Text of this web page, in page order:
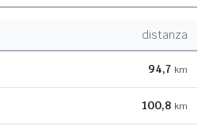
distanza
94,7 km
100,8 km